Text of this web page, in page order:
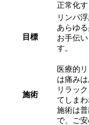
正常化
目標
リンパ
あらゆ
お手伝
す。
施術
医療的
は痛みは
リラッ
てしまわ
施術は
で、ご安